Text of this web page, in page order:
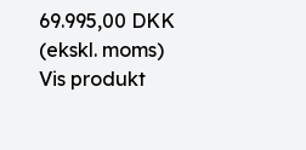
69.995,00 DKK
(ekskl. moms)
Vis produkt